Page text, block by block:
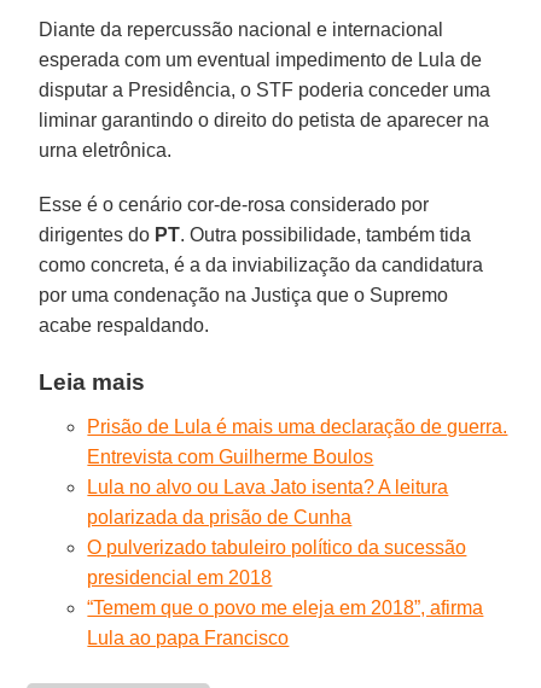
Diante da repercussão nacional e internacional
esperada com um eventual impedimento de Lula de
disputar a Presidência, o STF poderia conceder uma
liminar garantindo o direito do petista de aparecer na
urna eletrônica.
Esse é o cenário cor-de-rosa considerado por
dirigentes do PT. Outra possibilidade, também tida
como concreta, é a da inviabilização da candidatura
por uma condenação na Justiça que o Supremo
acabe respaldando.
Leia mais
Prisão de Lula é mais uma declaração de guerra.
Entrevista com Guilherme Boulos
Lula no alvo ou Lava Jato isenta? A leitura
polarizada da prisão de Cunha
O pulverizado tabuleiro político da sucessão
presidencial em 2018
“Temem que o povo me eleja em 2018”, afirma
Lula ao papa Francisco